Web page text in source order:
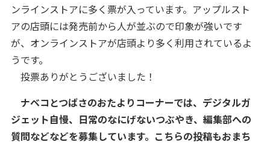
ンラインストアに多く票が入っています。アップルスト
アの店頭には発売前から人が並ぶので印象が強いです
が、オンラインストアが店頭より多く利用されているよ
うです。
投票ありがとうございました！
ナベコとつばさのおたよりコーナーでは、デジタルガ
ジェット自慢、日常のなにげないつぶやき、編集部への
質問などなどを募集しています。こちらの投稿もおまち